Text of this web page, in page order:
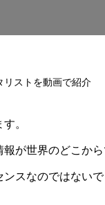
リストを動画で紹介
。
が世界のどこか
スなのではないで